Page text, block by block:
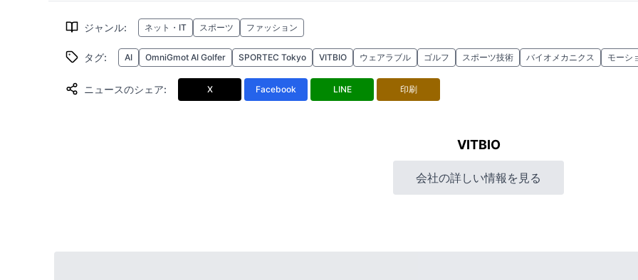
ジャンル: ネット・IT スポーツ ファッション
タグ: AI OmniGmot AI Golfer SPORTEC Tokyo VITBIO ウェアラブル ゴルフ スポーツ技術 バイオメカニクス モーシ
ニュースのシェア: X Facebook LINE 印刷
VITBIO
会社の詳しい情報を見る